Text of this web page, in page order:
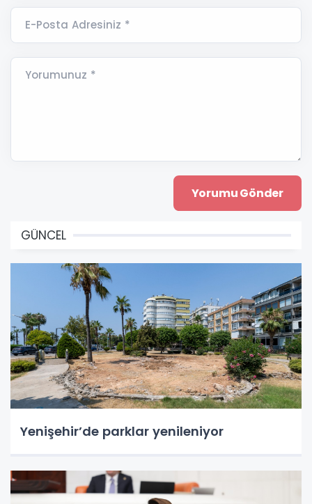
E-Posta Adresiniz *
Yorumunuz *
GÜNCEL
Yenişehir’de parklar yenileniyor